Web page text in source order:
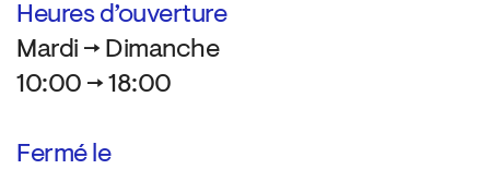
Heures d’ouverture
Mardi → Dimanche
10:00 → 18:00
Fermé le